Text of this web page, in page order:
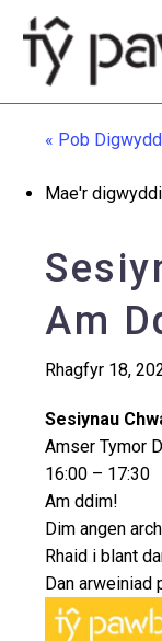
English
« Pob
Mae'r
Am
Rhagfyr 18,
Sesiynau
Amser Tymor
16:00 – 17:30
Am ddim!
Dim angen
Rhaid i blant
Dan arweiniad